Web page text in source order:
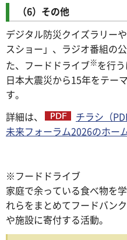
（6）その他
デジタル防災クイズラリー
スショー」、ラジオ番組の
た、フードドライブ※を行
日本大震災から15年をテー
す。
詳細は、
チラシ（
未来フォーラム2026のホー
※フードドライブ
家庭で余っている食べ物を
れらをまとめてフードバン
や施設に寄付する活動。